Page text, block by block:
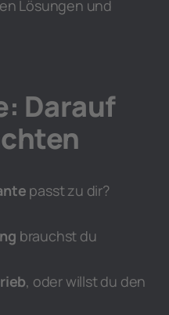
Lösungen und
Darauf
passt zu dir?
brauchst du
, oder willst du den